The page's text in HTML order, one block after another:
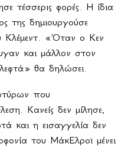
τέσσερις φορές. Η ίδια
της δημιουργούσε
«Όταν ο Κεν
και μάλλον στον
θα δηλώσει.
που
Κανείς δεν μίλησε,
και η εισαγγελία δεν
του ΜάκΕλροϊ μένει